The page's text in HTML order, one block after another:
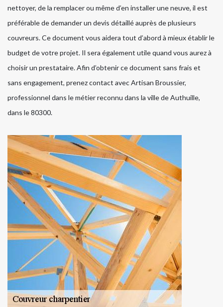
nettoyer, de la remplacer ou même d’en installer une neuve, il est
préférable de demander un devis détaillé auprès de plusieurs
couvreurs. Ce document vous aidera tout d’abord à mieux établir le
budget de votre projet. Il sera également utile quand vous aurez à
choisir un prestataire. Afin d’obtenir ce document sans frais et
sans engagement, prenez contact avec Artisan Broussier,
professionnel dans le métier reconnu dans la ville de Authuille,
dans le 80300.